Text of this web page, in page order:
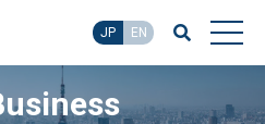
JP EN